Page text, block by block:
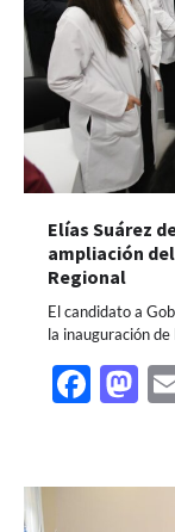
Elías Suárez
ampliación
Regional
El candidato a
la inauguración